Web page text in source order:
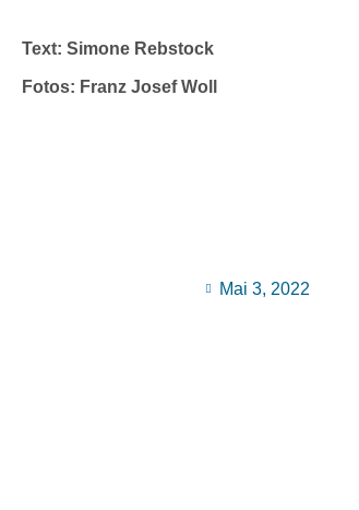
Text: Simone Rebstock
Fotos: Franz Josef Woll
Mai 3, 2022